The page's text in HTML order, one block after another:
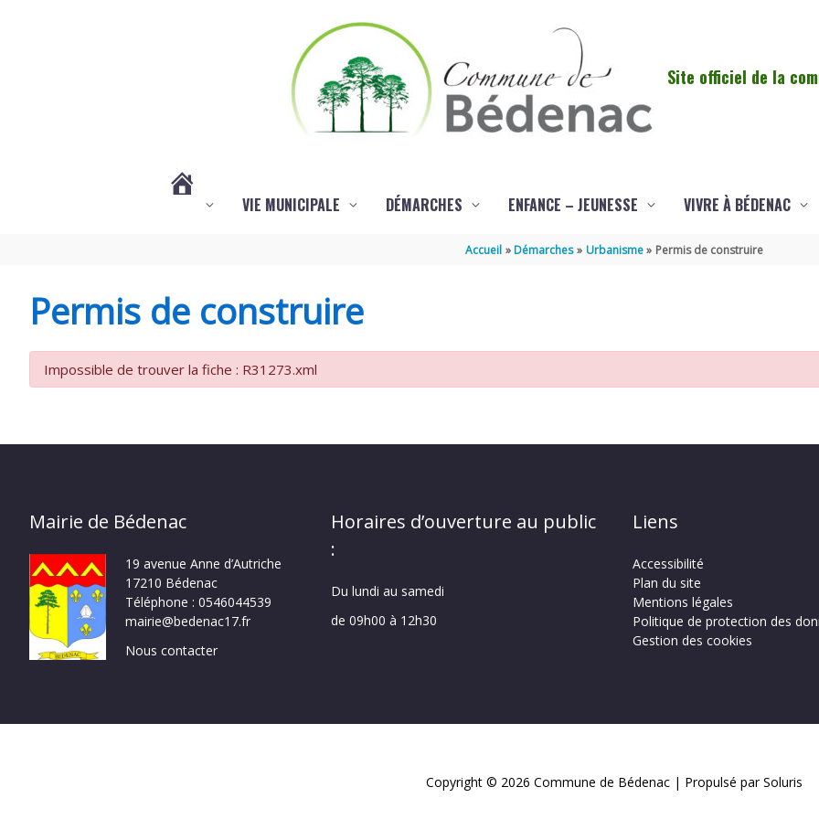
Site officiel de la
(PAS
DE
VIE MUNICIPALE DÉMARCHES ENFANCE – JEUNESSE VIVRE À BÉDENAC
Accueil Démarches Urbanisme Permis de construire
Permis de construire
Impossible de trouver la fiche : R31273.xml
Mairie de Bédenac
19 avenue Anne d’Autriche
17210 Bédenac
Téléphone : 0546044539
mairie@bedenac17.fr
Nous contacter
Horaires d’ouverture au public
:
Du lundi au samedi
de 09h00 à 12h30
Liens
Accessibilité
Plan du site
Mentions légales
Politique de protection des
Gestion des cookies
Copyright © 2026 Commune de Bédenac | Propulsé par Soluris